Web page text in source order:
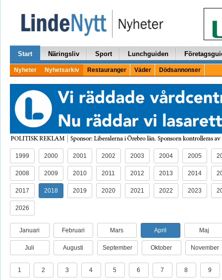
Start Näringsliv Sport Lunchguiden
Nyheter Nyhetsarkiv Restauranger Väder Dödsannonser
1999 2000 2001 2002 2003 2004 2005
2008 2009 2010 2011 2012 2013 2014
2017 2018 2019 2020 2021 2022 2023
2026
Januari Februari Mars April Maj
Juli Augusti September Oktober November
1 2 3 4 5 6 7 8 9